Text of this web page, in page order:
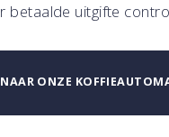
betaalde uitgifte
ONZE